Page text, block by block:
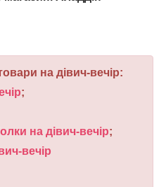
на дівич-вечір:
;
на дівич-вечір;
вечір